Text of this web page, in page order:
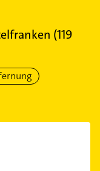
(119